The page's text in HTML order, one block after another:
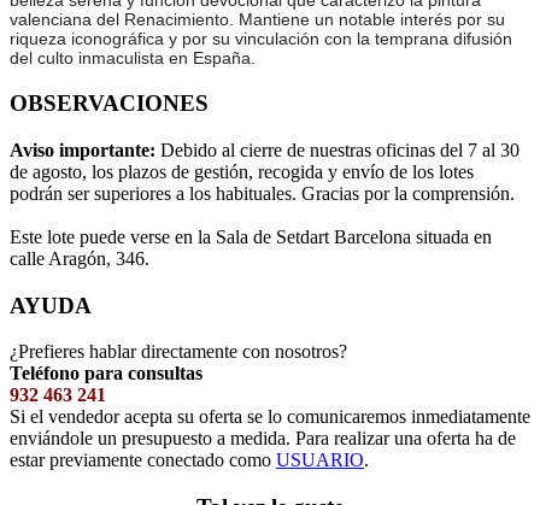
valenciana del Renacimiento. Mantiene un notable interés por su
riqueza iconográfica y por su vinculación con la temprana difusión
del culto inmaculista en España.
OBSERVACIONES
Aviso importante: Debido al cierre de nuestras oficinas del 7 al 30
de agosto, los plazos de gestión, recogida y envío de los lotes
podrán ser superiores a los habituales. Gracias por la comprensión.
Este lote puede verse en la Sala de Setdart Barcelona situada en
calle Aragón, 346.
AYUDA
¿Prefieres hablar directamente con nosotros?
Teléfono para consultas
932 463 241
Si el vendedor acepta su oferta se lo comunicaremos inmediatamente
enviándole un presupuesto a medida. Para realizar una oferta ha de
estar previamente conectado como USUARIO.